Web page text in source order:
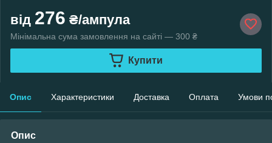
від 276 ₴/ампула
Мінімальна сума замовлення на сайті — 300 ₴
Купити
Опис Характеристики Доставка Оплата Умови
Опис